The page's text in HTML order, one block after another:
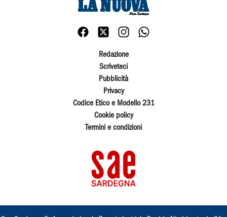
Redazione
Scriveteci
Pubblicità
Privacy
Codice Etico e Modello 231
Cookie policy
Termini e condizioni